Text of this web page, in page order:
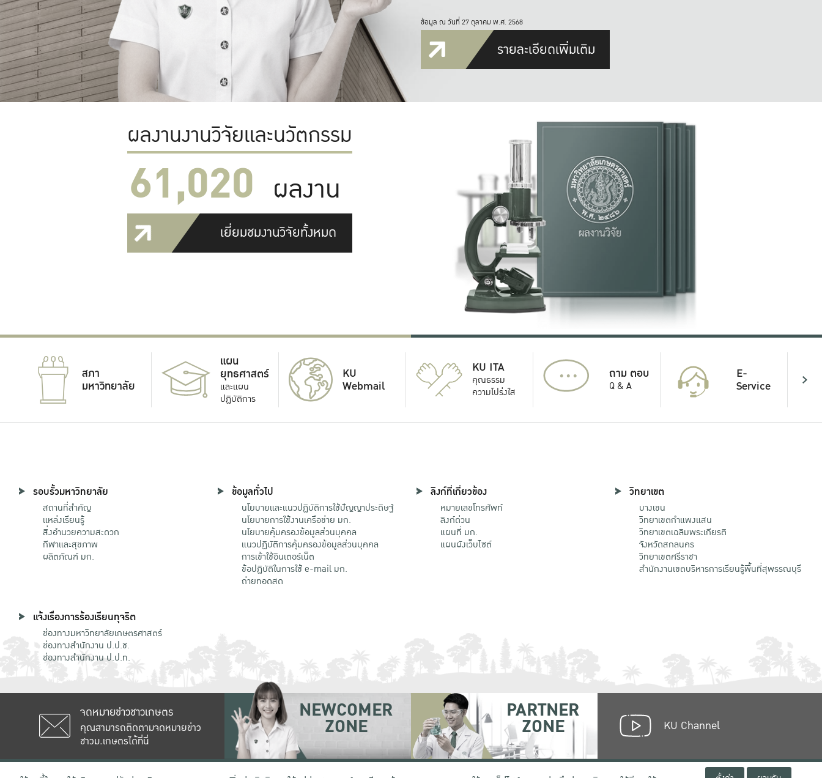
ข้อมูล ณ วันที่ 27 ตุลาคม พ.ศ. 2568
รายละเอียดเพิ่มเติม
ผลงานงานวิจัยและนวัตกรรม
61,022 ผลงาน
เยี่ยมชมงานวิจัยทั้งหมด
สภา
มหาวิทยาลัย
แผน
ยุทธศาสตร์
และแผน
ปฏิบัติการ
KU
Webmail
KU ITA
คุณธรรม
ความโปร่งใส
... ถาม ตอบ
Q & A
E-
Service
รอบรั้วมหาวิทยาลัย
สถานที่สำคัญ
แหล่งเรียนรู้
สิ่งอำนวยความสะดวก
กีฬาและสุขภาพ
ผลิตภัณฑ์ มก.
ข้อมูลทั่วไป
นโยบายและแนวปฏิบัติการใช้ปัญญาประดิษฐ์
นโยบายการใช้งานเครือข่าย มก.
นโยบายคุ้มครองข้อมูลส่วนบุคคล
แนวปฏิบัติการคุ้มครองข้อมูลส่วนบุคคล
การเข้าใช้อินเตอร์เน็ต
ข้อปฏิบัติในการใช้ e-mail มก.
ถ่ายทอดสด
ลิงก์ที่เกี่ยวข้อง
หมายเลขโทรศัพท์
ลิงก์ด่วน
แผนที่ มก.
แผนผังเว็บไซต์
วิทยาเขต
บางเขน
วิทยาเขตกําแพงแสน
วิทยาเขตเฉลิมพระเกียรติ
จังหวัดสกลนคร
วิทยาเขตศรีราชา
สำนักงานเขตบริหารการเรียนรู้พื้นที่สุพรรณบุรี
แจ้งเรื่องการร้องเรียนทุจริต
ช่องทางมหาวิทยาลัยเกษตรศาสตร์
ช่องทางสำนักงาน ป.ป.ช.
ช่องทางสำนักงาน ป.ป.ท.
จดหมายข่าวชาวเกษตร
คุณสามารถติดตามจดหมายข่าว
ชาวม.เกษตรได้ที่นี่
NEWCOMER
ZONE
PARTNER
ZONE KU Channel